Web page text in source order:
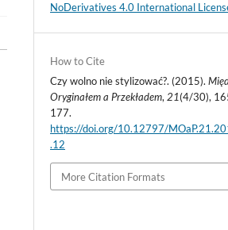
NoDerivatives 4.0 International
How to Cite
Czy wolno nie stylizować?. (2015).
Oryginałem a Przekładem,21(4/30),
177.
https://doi.org/10.12797/
.12
More Citation Formats